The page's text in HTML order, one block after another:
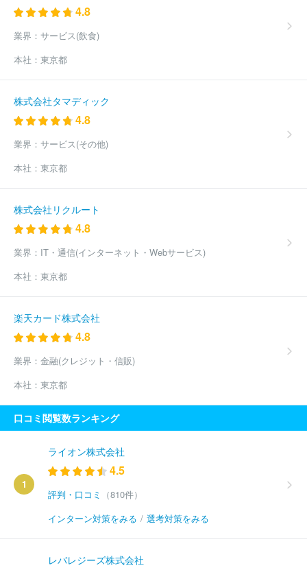
4.8
業界： サービス(飲食)
本社： 東京都
株式会社タマディック
4.8
業界： サービス(その他)
本社： 東京都
株式会社リクルート
4.8
業界： IT・通信(インターネット・Webサービス)
本社： 東京都
楽天カード株式会社
4.8
業界： 金融(クレジット・信販)
本社： 東京都
口コミ閲覧数ランキング
1
ライオン株式会社
4.5
評判・口コミ
（810件）
インターン対策をみる / 選考対策をみる
レバレジーズ株式会社